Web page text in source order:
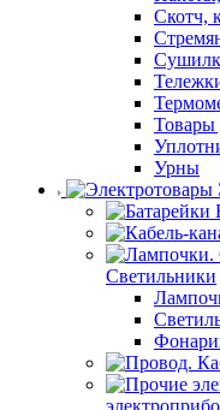
Скотч,
Товары
Урны
Светильники